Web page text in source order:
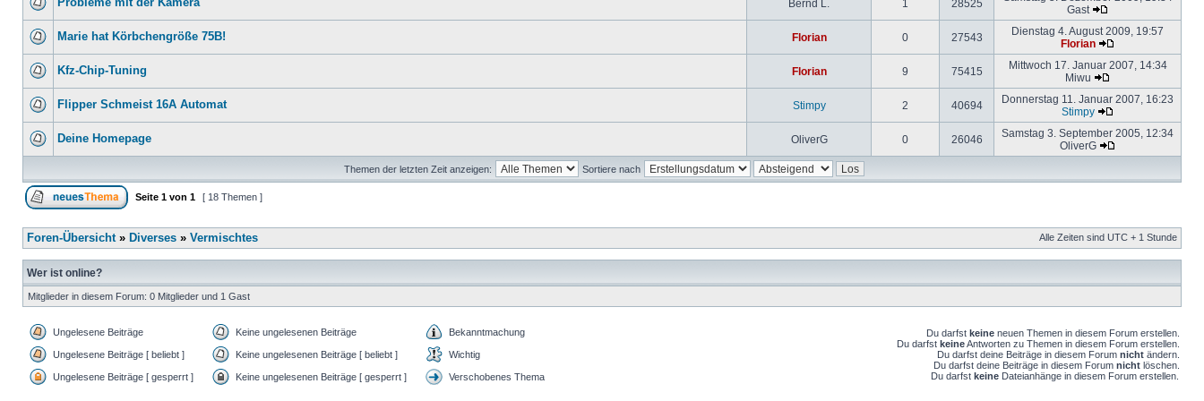
Probleme mit der Kamera Bernd L. 1 28525
Gast
Marie hat Körbchengröße 75B! Florian 0 27543
Dienstag 4. August 2009, 19:57
Florian
Kfz-Chip-Tuning Florian 9 75415
Mittwoch 17. Januar 2007, 14:34
Miwu
Flipper Schmeist 16A Automat Stimpy 2 40694
Donnerstag 11. Januar 2007, 16:23
Stimpy
Deine Homepage OliverG 0 26046
Samstag 3. September 2005, 12:34
OliverG
Themen der letzten Zeit anzeigen: Sortiere nach
Seite 1 von 1 [ 18 Themen ]
Foren-Übersicht» Diverses » Vermischtes Alle Zeiten sind UTC + 1 Stunde
Wer ist online?
Mitglieder in diesem Forum: 0 Mitglieder und 1 Gast
Ungelesene Beiträge Keine ungelesenen Beiträge Bekanntmachung
Ungelesene Beiträge [ beliebt ] Keine ungelesenen Beiträge [ beliebt ] Wichtig
Ungelesene Beiträge [ gesperrt ] Keine ungelesenen Beiträge [ gesperrt ] Verschobenes Thema
Du darfst keine neuen Themen in diesem Forum erstellen.
Du darfst keineAntworten zu Themen in diesem Forum erstellen.
Du darfst deine Beiträge in diesem Forum nicht ändern.
Du darfst deine Beiträge in diesem Forum nicht löschen.
Du darfst keine Dateianhänge in diesem Forum erstellen.